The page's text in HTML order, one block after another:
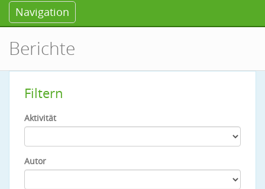
Navigation
Berichte
Filtern
Aktivität
Autor